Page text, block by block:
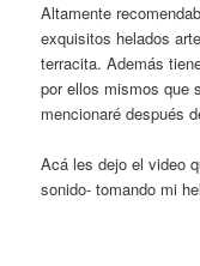
Altamente
exquisitos helados
terracita. Además
por ellos mismos que
mencionaré después
Acá les dejo el video
sonido- tomando mi